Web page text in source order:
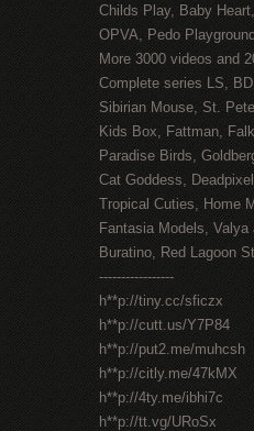
Childs Play, Baby
OPVA, Pedo
More 3000 videos and
Complete series LS,
Sibirian Mouse, St.
Kids Box, Fattman,
Paradise Birds,
Cat Goddess,
Tropical Cuties, Home
Fantasia Models,
Buratino, Red Lagoon
-----------------
h**p://tiny.cc/sficzx
h**p://cutt.us/Y7P84
h**p://put2.me/muhcsh
h**p://citly.me/47kMX
h**p://4ty.me/ibhi7c
h**p://tt.vg/URoSx